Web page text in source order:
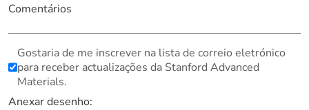
Comentários
Gostaria de me inscrever na lista de correio eletrónico
para receber actualizações da Stanford Advanced
Materials.
Anexar desenho: